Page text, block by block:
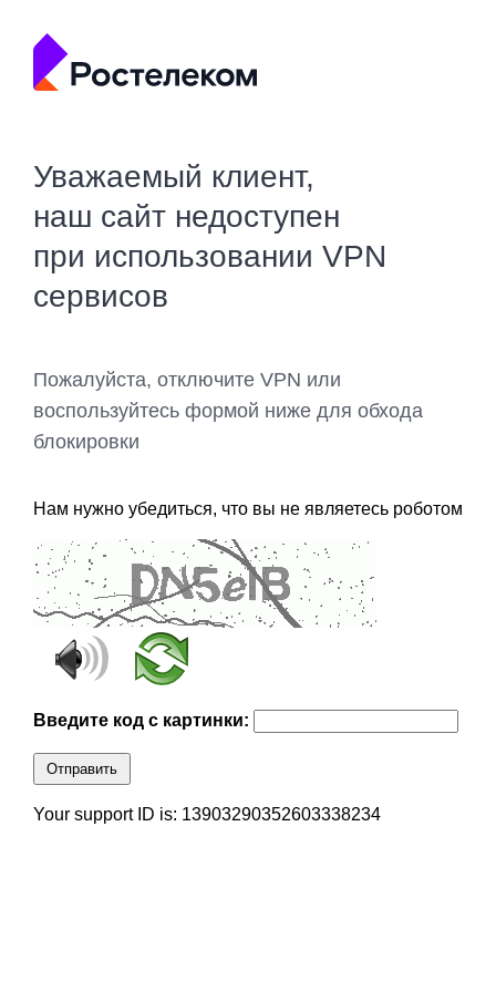
Уважаемый клиент,
наш сайт недоступен
при использовании VPN
сервисов
Пожалуйста, отключите VPN или
воспользуйтесь формой ниже для обхода
блокировки
Нам нужно убедиться, что вы не являетесь роботом
Введите код с картинки:
Отправить
Your support ID is: 13903290352603338234